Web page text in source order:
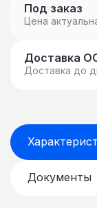
Под заказ
Цена
Доставка
Доставка до
Документы